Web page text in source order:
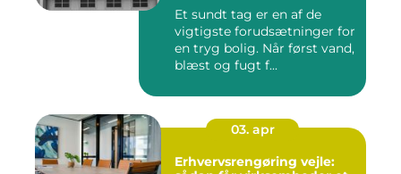
Et sundt tag er en af de
vigtigste forudsætninger for
en tryg bolig. Når først vand,
blæst og fugt f...
03. apr
Erhvervsrengøring vejle: